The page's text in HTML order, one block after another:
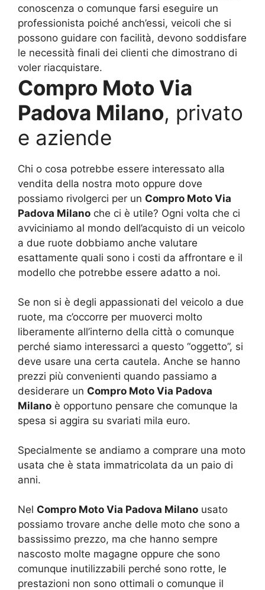
conoscenza o comunque farsi eseguire un
professionista poiché anch’essi, veicoli che si
possono guidare con facilità, devono soddisfare
le necessità finali dei clienti che dimostrano di
voler riacquistare.
Compro Moto Via
Padova Milano, privato
e aziende
Chi o cosa potrebbe essere interessato alla
vendita della nostra moto oppure dove
possiamo rivolgerci per un Compro Moto Via
Padova Milano che ci è utile? Ogni volta che ci
avviciniamo al mondo dell’acquisto di un veicolo
a due ruote dobbiamo anche valutare
esattamente quali sono i costi da affrontare e il
modello che potrebbe essere adatto a noi.
Se non si è degli appassionati del veicolo a due
ruote, ma c’occorre per muoverci molto
liberamente all’interno della città o comunque
perché siamo interessarci a questo “oggetto”, si
deve usare una certa cautela. Anche se hanno
prezzi più convenienti quando passiamo a
desiderare un Compro Moto Via Padova
Milano è opportuno pensare che comunque la
spesa si aggira su svariati mila euro.
Specialmente se andiamo a comprare una moto
usata che è stata immatricolata da un paio di
anni.
Nel Compro Moto Via Padova Milano usato
possiamo trovare anche delle moto che sono a
bassissimo prezzo, ma che hanno sempre
nascosto molte magagne oppure che sono
comunque inutilizzabili perché sono rotte, le
prestazioni non sono ottimali o comunque il